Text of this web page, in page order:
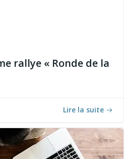
rallye « Ronde de la
Lire la suite